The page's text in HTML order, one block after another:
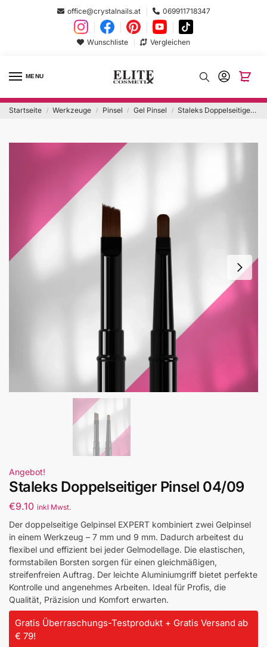
office@crystalnails.at 069911718347
Wunschliste Vergleichen
MENU
Startseite / Werkzeuge / Pinsel / Gel Pinsel / Staleks Doppelseitiger Pinsel 04/09
Angebot!
Staleks Doppelseitiger Pinsel 04/09
€9.10 inkl Mwst.
Der doppelseitige Gelpinsel EXPERT kombiniert zwei Gelpinsel
in einem Werkzeug – 7 mm und 9 mm. Dadurch arbeitest du
flexibel und effizient bei jeder Gelmodellage. Die elastischen,
formstabilen Borsten sorgen für einen gleichmäßigen,
streifenfreien Auftrag. Der leichte Aluminiumgriff bietet perfekte
Kontrolle und angenehmes Arbeiten. Ideal für Profis, die
Qualität, Präzision und Komfort erwarten.
Gratis Überraschungs-Testprodukt + Gratis Versand ab
€ 79!